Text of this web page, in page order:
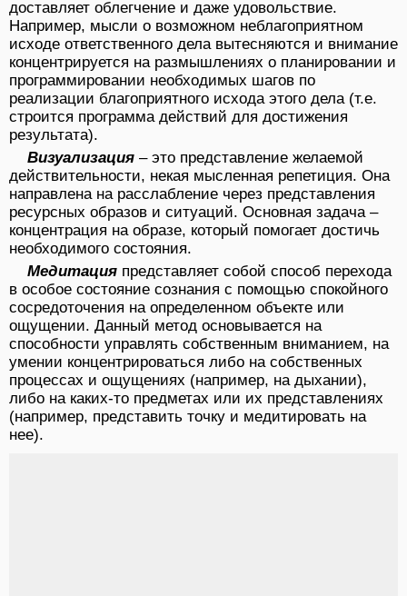
доставляет облегчение и даже удовольствие.
Например, мысли о возможном неблагоприятном
исходе ответственного дела вытесняются и внимание
концентрируется на размышлениях о планировании и
программировании необходимых шагов по
реализации благоприятного исхода этого дела (т.е.
строится программа действий для достижения
результата).
Визуализация – это представление желаемой
действительности, некая мысленная репетиция. Она
направлена на расслабление через представления
ресурсных образов и ситуаций. Основная задача –
концентрация на образе, который помогает достичь
необходимого состояния.
Медитация представляет собой способ перехода
в особое состояние сознания с помощью спокойного
сосредоточения на определенном объекте или
ощущении. Данный метод основывается на
способности управлять собственным вниманием, на
умении концентрироваться либо на собственных
процессах и ощущениях (например, на дыхании),
либо на каких-то предметах или их представлениях
(например, представить точку и медитировать на
нее).